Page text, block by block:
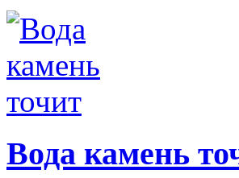
Вода камень